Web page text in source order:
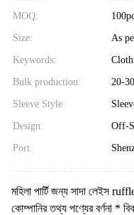
MOQ:
Size: As
Keywords:
Bulk production: 20-
Sleeve Style:
Design: Off-
Port:
মহিলা পার্টি জন্য সাদা লেইস
কোম্পানির তথ্য পণ্যের বর্ণনা *